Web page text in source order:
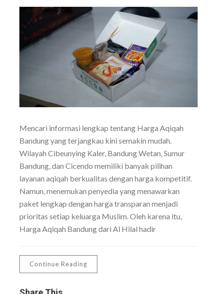
Mencari informasi lengkap tentang Harga Aqiqah
Bandung yang terjangkau kini semakin mudah.
Wilayah Cibeunying Kaler, Bandung Wetan, Sumur
Bandung, dan Cicendo memiliki banyak pilihan
layanan aqiqah berkualitas dengan harga kompetitif.
Namun, menemukan penyedia yang menawarkan
paket lengkap dengan harga transparan menjadi
prioritas setiap keluarga Muslim. Oleh karena itu,
Harga Aqiqah Bandung dari Al Hilal hadir
Continue Reading